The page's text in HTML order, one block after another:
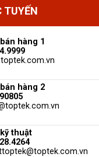
TUYẾN
hàng 1
hàng 2
thuật